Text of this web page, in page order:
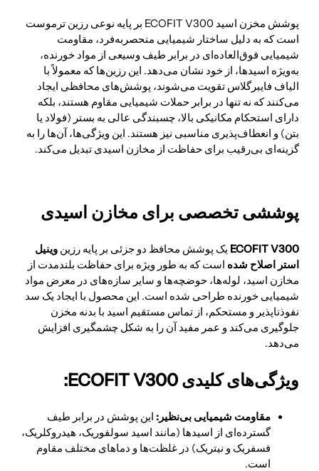
پوشش مخزن اسید ECOFIT V300 بر پایه نوعی رزین ترموست
است که به دلیل ساختار شیمیایی منحصربه‌فرد، مقاومت
شیمیایی فوق‌العاده‌ای در برابر طیف وسیعی از مواد خورنده،
به‌ویژه اسیدها، از خود نشان می‌دهد. این رزین‌ها که معمولاً با
الیاف فایبرگلاس تقویت می‌شوند، پوشش‌های محافظی ایجاد
می‌کنند که نه تنها در برابر حملات شیمیایی مقاوم هستند، بلکه
دارای استحکام مکانیکی بالا، چسبندگی عالی به بستر (فولاد یا
بتن) و انعطاف‌پذیری مناسبی نیز هستند. این ویژگی‌ها، آن‌ها را به
گزینه‌ای بی‌رقیب برای حفاظت از مخازن اسیدی تبدیل می‌کند.
پوششی تخصصی برای مخازن اسیدی
ECOFIT V300 یک پوشش محافظ دو جزئی بر پایه رزین وینیل
استر اصلاح شده است که به طور ویژه برای حفاظت بلندمدت از
مخازن اسید، لوله‌ها، حوضچه‌ها و سایر سازه‌های در معرض مواد
شیمیایی خورنده طراحی شده است. این محصول با ایجاد یک سد
نفوذناپذیر و مستحکم، از تماس مستقیم اسید با بدنه مخزن
جلوگیری می‌کند و عمر مفید آن را به شکل چشمگیری افزایش
می‌دهد.
ویژگی‌های کلیدی ECOFIT V300:
مقاومت شیمیایی بی‌نظیر: این پوشش در برابر طیف
گسترده‌ای از اسیدها (مانند اسید سولفوریک، هیدروکلریک،
فسفریک و نیتریک) در غلظت‌ها و دماهای مختلف مقاوم
است.